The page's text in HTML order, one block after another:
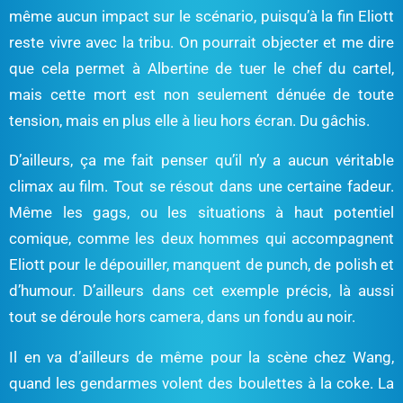
même aucun impact sur le scénario, puisqu’à la fin Eliott
reste vivre avec la tribu. On pourrait objecter et me dire
que cela permet à Albertine de tuer le chef du cartel,
mais cette mort est non seulement dénuée de toute
tension, mais en plus elle à lieu hors écran. Du gâchis.
D’ailleurs, ça me fait penser qu’il n’y a aucun véritable
climax au film. Tout se résout dans une certaine fadeur.
Même les gags, ou les situations à haut potentiel
comique, comme les deux hommes qui accompagnent
Eliott pour le dépouiller, manquent de punch, de polish et
d’humour. D’ailleurs dans cet exemple précis, là aussi
tout se déroule hors camera, dans un fondu au noir.
Il en va d’ailleurs de même pour la scène chez Wang,
quand les gendarmes volent des boulettes à la coke. La